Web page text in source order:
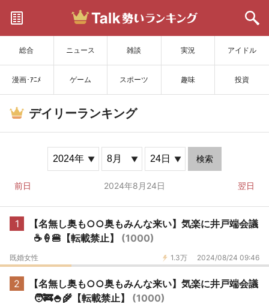
総合 ニュース 雑談 実況 アイドル
漫画･ｱﾆﾒ ゲーム スポーツ 趣味 投資
サイトを更新
デイリーランキング
検索
前日 2024年8月24日 翌日
1
【名無し奥も○○奥もみんな来い】気楽に井戸端会議
☕️🍦🍔【転載禁止】 (1000)
1.3万 2024/08/24 09:46
既婚女性
2
【名無し奥も○○奥もみんな来い】気楽に井戸端会議
🧑‍🚒🍚🌾【転載禁止】 (1000)